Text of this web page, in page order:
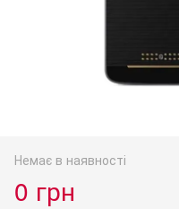
Немає в наявності
0 грн